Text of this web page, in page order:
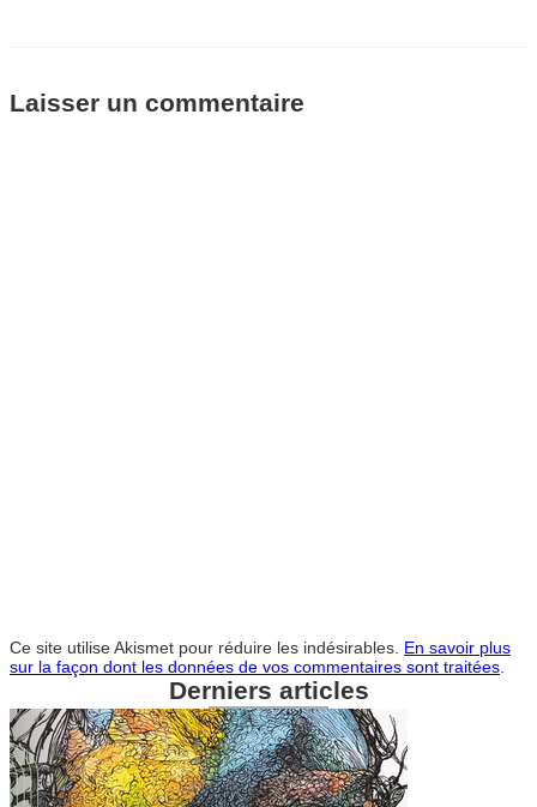
Laisser un commentaire
Ce site utilise Akismet pour réduire les indésirables. En savoir plus
sur la façon dont les données de vos commentaires sont traitées
Derniers articles